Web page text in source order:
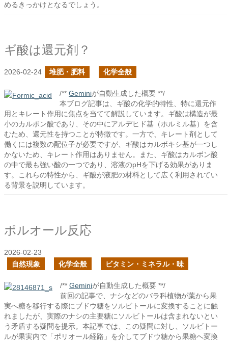
めるきっかけとなるでしょう。
ギ酸は還元剤？
2026-02-24 堆肥・肥料 化学全般
/** Geminiが自動生成した概要 **/
本ブログ記事は、ギ酸の化学的特性、特に還元作
用とキレート作用に焦点を当てて解説しています。ギ酸は構造が最
小のカルボン酸であり、その中にアルデヒド基（ホルミル基）を含
むため、還元性を持つことが特徴です。一方で、キレート剤として
働くには複数の配位子が必要ですが、ギ酸はカルボキシ基が一つし
かないため、キレート作用はありません。また、ギ酸はカルボン酸
の中で最も強い酸の一つであり、溶液のpHを下げる効果がありま
す。これらの特性から、ギ酸が液肥の材料として広く利用されてい
る背景を説明しています。
ポルオール反応
2026-02-23
自然現象
化学全般 ビタミン・ミネラル・味
/** Geminiが自動生成した概要 **/
前回の記事で、ナシなどのバラ科植物が葉から果
実へ糖を移行する際にブドウ糖をソルビトールに変換することに触
れましたが、実際のナシの主要糖にソルビトールは含まれないとい
う矛盾する疑問を提示。本記事では、この疑問に対し、ソルビトー
ルが果実内で「ポリオール経路」を介してブドウ糖から果糖へ変換